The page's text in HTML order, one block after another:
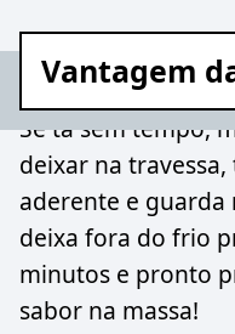
Vantagem
Se tá sem tempo,
deixar na
aderente e
deixa fora do frio
minutos e pronto
sabor na massa!